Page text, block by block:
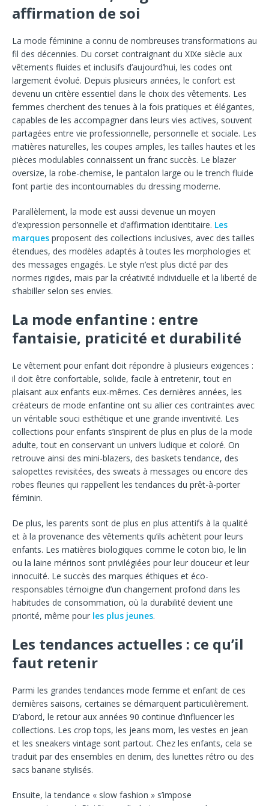
affirmation de soi
La mode féminine a connu de nombreuses transformations au
fil des décennies. Du corset contraignant du XIXe siècle aux
vêtements fluides et inclusifs d’aujourd’hui, les codes ont
largement évolué. Depuis plusieurs années, le confort est
devenu un critère essentiel dans le choix des vêtements. Les
femmes cherchent des tenues à la fois pratiques et élégantes,
capables de les accompagner dans leurs vies actives, souvent
partagées entre vie professionnelle, personnelle et sociale. Les
matières naturelles, les coupes amples, les tailles hautes et les
pièces modulables connaissent un franc succès. Le blazer
oversize, la robe-chemise, le pantalon large ou le trench fluide
font partie des incontournables du dressing moderne.
Parallèlement, la mode est aussi devenue un moyen
d’expression personnelle et d’affirmation identitaire. Les
marques proposent des collections inclusives, avec des tailles
étendues, des modèles adaptés à toutes les morphologies et
des messages engagés. Le style n’est plus dicté par des
normes rigides, mais par la créativité individuelle et la liberté de
s’habiller selon ses envies.
La mode enfantine : entre
fantaisie, praticité et durabilité
Le vêtement pour enfant doit répondre à plusieurs exigences :
il doit être confortable, solide, facile à entretenir, tout en
plaisant aux enfants eux-mêmes. Ces dernières années, les
créateurs de mode enfantine ont su allier ces contraintes avec
un véritable souci esthétique et une grande inventivité. Les
collections pour enfants s’inspirent de plus en plus de la mode
adulte, tout en conservant un univers ludique et coloré. On
retrouve ainsi des mini-blazers, des baskets tendance, des
salopettes revisitées, des sweats à messages ou encore des
robes fleuries qui rappellent les tendances du prêt-à-porter
féminin.
De plus, les parents sont de plus en plus attentifs à la qualité
et à la provenance des vêtements qu’ils achètent pour leurs
enfants. Les matières biologiques comme le coton bio, le lin
ou la laine mérinos sont privilégiées pour leur douceur et leur
innocuité. Le succès des marques éthiques et éco-
responsables témoigne d’un changement profond dans les
habitudes de consommation, où la durabilité devient une
priorité, même pour les plus jeunes.
Les tendances actuelles : ce qu’il
faut retenir
Parmi les grandes tendances mode femme et enfant de ces
dernières saisons, certaines se démarquent particulièrement.
D’abord, le retour aux années 90 continue d’influencer les
collections. Les crop tops, les jeans mom, les vestes en jean
et les sneakers vintage sont partout. Chez les enfants, cela se
traduit par des ensembles en denim, des lunettes rétro ou des
sacs banane stylisés.
Ensuite, la tendance « slow fashion » s’impose